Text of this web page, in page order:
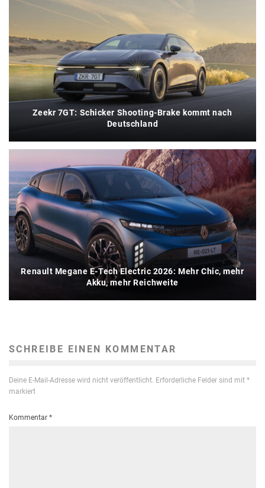
Zeekr 7GT: Schicker Shooting-Brake kommt nach
Deutschland
Renault Megane E-Tech Electric 2026: Mehr Chic, mehr
Akku, mehr Reichweite
SCHREIBE EINEN KOMMENTAR
Deine E-Mail-Adresse wird nicht veröffentlicht. Erforderliche Felder sind mit *
markiert
Kommentar *